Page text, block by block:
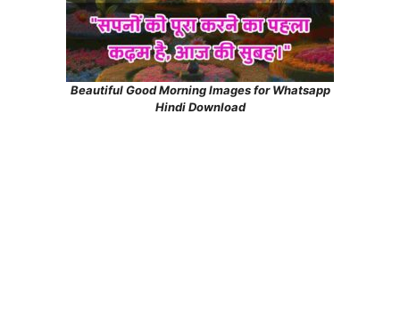
Beautiful Good Morning Images for Whatsapp
Hindi Download